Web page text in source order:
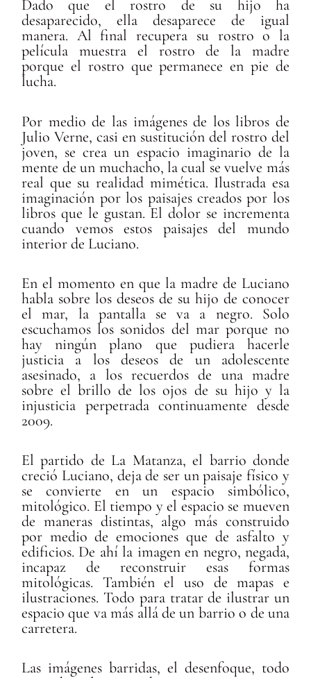
Dado que el rostro de su hijo ha
desaparecido, ella desaparece de igual
manera. Al final recupera su rostro o la
película muestra el rostro de la madre
porque el rostro que permanece en pie de
lucha.
Por medio de las imágenes de los libros de
Julio Verne, casi en sustitución del rostro del
joven, se crea un espacio imaginario de la
mente de un muchacho, la cual se vuelve más
real que su realidad mimética. Ilustrada esa
imaginación por los paisajes creados por los
libros que le gustan. El dolor se incrementa
cuando vemos estos paisajes del mundo
interior de Luciano.
En el momento en que la madre de Luciano
habla sobre los deseos de su hijo de conocer
el mar, la pantalla se va a negro. Solo
escuchamos los sonidos del mar porque no
hay ningún plano que pudiera hacerle
justicia a los deseos de un adolescente
asesinado, a los recuerdos de una madre
sobre el brillo de los ojos de su hijo y la
injusticia perpetrada continuamente desde
2009.
El partido de La Matanza, el barrio donde
creció Luciano, deja de ser un paisaje físico y
se convierte en un espacio simbólico,
mitológico. El tiempo y el espacio se mueven
de maneras distintas, algo más construido
por medio de emociones que de asfalto y
edificios. De ahí la imagen en negro, negada,
incapaz de reconstruir esas formas
mitológicas. También el uso de mapas e
ilustraciones. Todo para tratar de ilustrar un
espacio que va más allá de un barrio o de una
carretera.
Las imágenes barridas, el desenfoque, todo